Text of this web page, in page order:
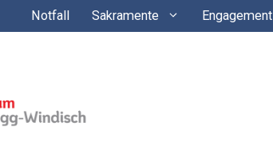
Notfall Sakramente Engagement